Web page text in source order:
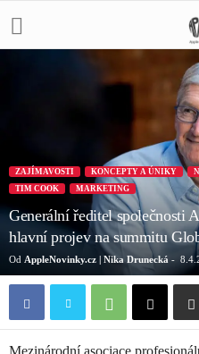
ZAJÍMAVOSTI KONCEPTY A ÚNIKY
TIM COOK
MARKETING
Generální ředitel společnosti
hlavní projev na summitu
Od AppleNovinky.cz | Nika Drunecká -